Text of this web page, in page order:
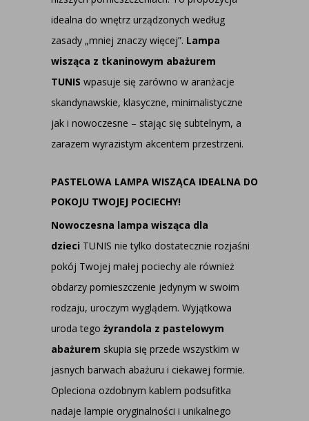
idealna do wnętrz urządzonych według
zasady „mniej znaczy więcej”. Lampa
wisząca z tkaninowym abażurem
TUNIS wpasuje się zarówno w aranżacje
skandynawskie, klasyczne, minimalistyczne
jak i nowoczesne – stając się subtelnym, a
zarazem wyrazistym akcentem przestrzeni.
PASTELOWA LAMPA WISZĄCA IDEALNA DO
POKOJU TWOJEJ POCIECHY!
Nowoczesna lampa wisząca dla
dzieci TUNIS nie tylko dostatecznie rozjaśni
pokój Twojej małej pociechy ale również
obdarzy pomieszczenie jedynym w swoim
rodzaju, uroczym wyglądem. Wyjątkowa
uroda tego żyrandola z pastelowym
abażurem skupia się przede wszystkim w
jasnych barwach abażuru i ciekawej formie.
Opleciona ozdobnym kablem podsufitka
nadaje lampie oryginalności i unikalnego